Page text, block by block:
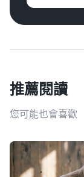
推薦閱讀
您可能也會喜歡